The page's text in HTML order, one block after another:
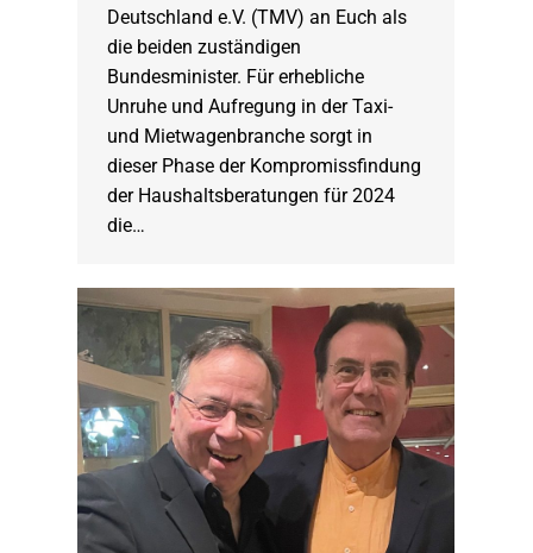
Deutschland e.V. (TMV) an Euch als
die beiden zuständigen
Bundesminister. Für erhebliche
Unruhe und Aufregung in der Taxi-
und Mietwagenbranche sorgt in
dieser Phase der Kompromissfindung
der Haushaltsberatungen für 2024
die…